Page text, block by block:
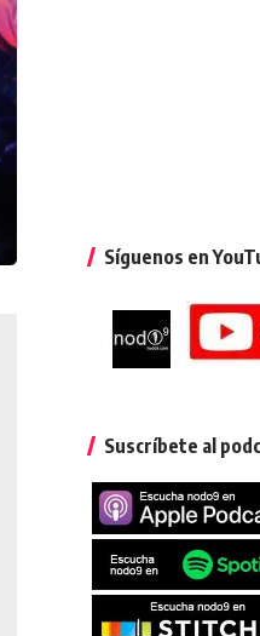
Síguenos en
Suscríbete al